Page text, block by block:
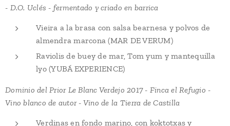
- D.O. Uclés - fermentado y criado en barrica
Vieira a la brasa con salsa bearnesa y polvos de
almendra marcona (MAR DE VERUM)
Raviolis de buey de mar, Tom yum y mantequilla
lyo (YUBÁ EXPERIENCE)
Dominio del Prior Le Blanc Verdejo 2017 - Finca el Refugio -
Vino blanco de autor - Vino de la Tierra de Castilla
Verdinas en fondo marino, con koktotxas y